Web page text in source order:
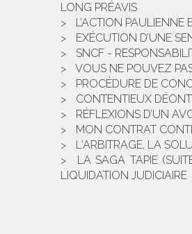
LONG PRÉAVIS
L’ACTION
EXÉCUTION D’UNE
SNCF -
VOUS NE POUVEZ
PROCÉDURE DE
CONTENTIEUX
RÉFLEXIONS D’UN
MON CONTRAT
L'ARBITRAGE, LA
LA SAGA TAPIE
LIQUIDATION JUDICIAIRE